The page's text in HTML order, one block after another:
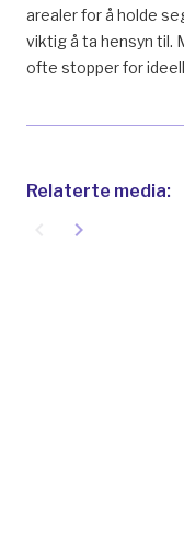
arealer for å holde
viktig å ta hensyn til.
ofte stopper for
Relaterte media:
navigate_next